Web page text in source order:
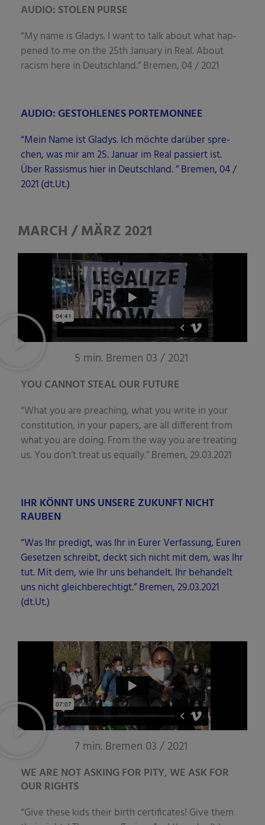
AUDIO: STOLEN PURSE
“My name is Gla­dys. I want to talk about what hap­
pen­ed to me on the 25th Janu­ary in Real. About
racism here in Deutsch­land.” Bre­men, 04 / 2021
AUDIO: GESTOHLENES PORTEMONNEE
“Mein Name ist Gla­dys. Ich möch­te dar­über spre­
chen, was mir am 25. Janu­ar im Real pas­siert ist.
Über Ras­sis­mus hier in Deutsch­land. ” Bre­men, 04 /
2021 (dt.Ut.)
MARCH / MÄRZ 2021
5 min. Bremen 03 / 2021
YOU CANNOT STEAL OUR FUTURE
“What you are prea­ching, what you wri­te in your
con­sti­tu­ti­on, in your papers, are all dif­fe­rent from
what you are doing. From the way you are trea­ting
us. You don’t tre­at us equal­ly.” Bre­men, 29.03.2021
IHR KÖNNT UNS UNSERE ZUKUNFT NICHT
RAUBEN
“Was Ihr pre­digt, was Ihr in Eurer Ver­fas­sung, Euren
Geset­zen schreibt, deckt sich nicht mit dem, was Ihr
tut. Mit dem, wie Ihr uns behan­delt. Ihr behan­delt
uns nicht gleich­be­rech­tigt.” Bre­men, 29.03.2021
(dt.Ut.)
7 min. Bremen 03 / 2021
WE ARE NOT ASKING FOR PITY, WE ASK FOR
OUR RIGHTS
“Give the­se kids their birth cer­ti­fi­ca­tes! Give them